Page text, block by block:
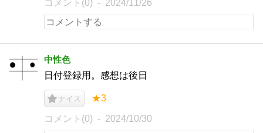
コメント(0) 2024/11/26
中性色
日付登録用。感想は後日
ナイス ★3
コメント(0) 2024/10/30